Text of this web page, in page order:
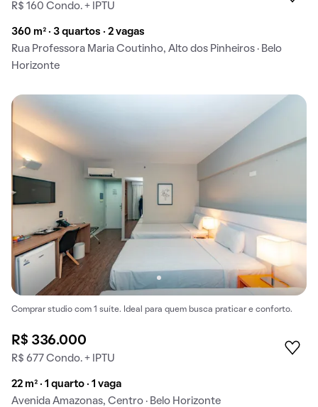
R$ 160 Condo. + IPTU
360 m² · 3 quartos · 2 vagas
Rua Professora Maria Coutinho, Alto dos Pinheiros · Belo
Horizonte
Comprar studio com 1 suíte. Ideal para quem busca praticar e conforto.
R$ 336.000
R$ 677 Condo. + IPTU
22 m² · 1 quarto · 1 vaga
Avenida Amazonas, Centro · Belo Horizonte